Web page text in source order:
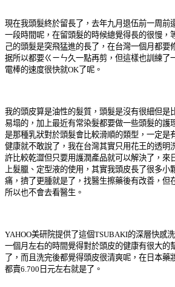
現在我頭髮終於留長了，去年九月退伍前一周前
一段時間呢，在留頭髮的時候總覺得長的很慢，
己的頭髮是突飛猛進的長了，在台灣一個月都要
据所以都要ㄍㄧㄣ久一點再剪，但這樣也訓練了
電棒的速度很快就OK了呢。
我的頭皮算是油性的髮質，頭髮是沒有很細但是
易塌的，加上最近有常染髮都要做一些頭髮的護
是那種乳狀對於頭髮會比較滑順的類型，一定是
健康就不敢說了，我在台灣其實只用花王的透明
許比較乾澀但只要用護潤產品就可以解決了，來
上髮臘、定型液的使用，其實我頭皮長了很多
痛，擠了更腫就是了，找醫生擦藥後有改善，但
所以也不會去看醫生。
YAHOO美研院提供了這個TSUBAKI的深層快感
一個月左右的時間覺得對於頭皮的健康有很大的
了，而且洗完後都覺得頭皮很清爽呢，在日本
都賣6.700日元左右就是了。